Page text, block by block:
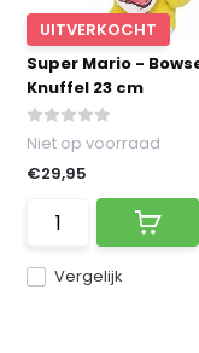
UITVERKOCHT
Super Mario -
Knuffel 23 cm
Vergelijk
Niet op voorraad
€29,95